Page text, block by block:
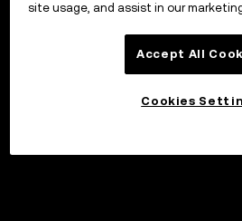
site usage, and assist in our
Accept All
Cookies